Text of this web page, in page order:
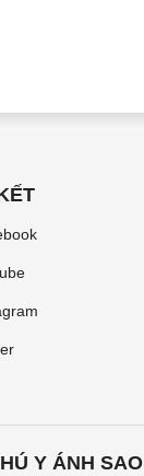
Y ÁNH SAO